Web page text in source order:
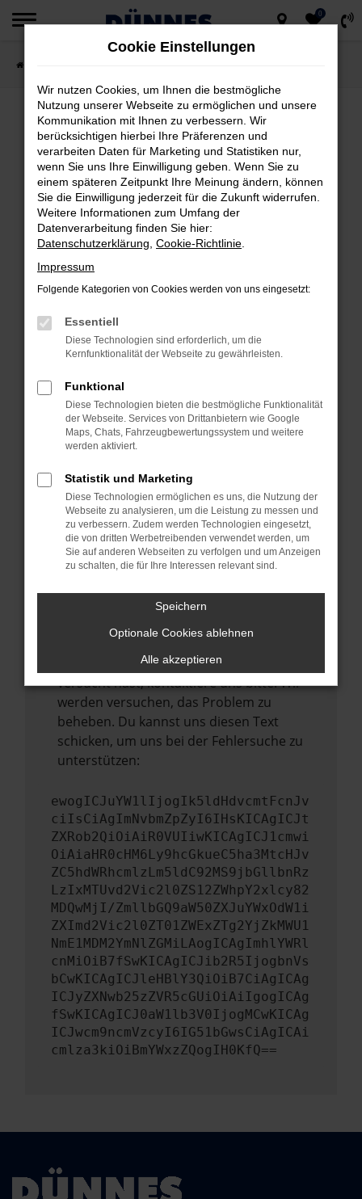
Zum
springen
0
FEHLER: NETWORK ERROR
Beim Laden ist ein Fehler aufgetreten.
Hier sind ein paar Tipps, die dir helfen können:
Überprüfe deine Firewall und deine
Internetverbindung.
Laden andere Webseiten, zum Beispiel
deine Suchmaschine?
Prüfe deine Browsererweiterungen.
Manche Erweiterungen, wie Werbeblocker,
können das Laden bestimmter Seiten
anderen Browser oder in einem privaten
Fenster?
Starte dein Gerät neu.
vorübergehende Probleme zu beheben.
Stelle sicher, dass dein Browser und dein
Betriebssystem auf dem neuesten Stand
sind.
Veraltete Software birgt nicht nur ein
führen, dass bestimmte Funktionen nicht
mehr unterstützt werden.
Wende dich an den Webseitenbetreiber.
Wenn du alle oben genannten Schritte
versucht hast, kontaktiere uns bitte. Wir
werden versuchen, das Problem zu
beheben. Du kannst uns diesen Text
schicken, um uns bei der Fehlersuche zu
unterstützen:
ewogICJuYW1lIjogIk5ldHdvcmtFcnJv
ciIsCiAgImNvbmZpZyI6IHsKICAgICJt
ZXRob2QiOiAiR0VUIiwKICAgICJ1cmwi
OiAiaHR0cHM6Ly9hcGkueC5ha3MtcHJv
ZC5hdWRhcmlzLm5ldC92MS9jbGllbnRz
LzIxMTUvd2Vic2l0ZS12ZWhpY2xlcy82
MDQwMjI/ZmllbGQ9aW50ZXJuYWxOdW1i
ZXImd2Vic2l0ZT01ZWExZTg2YjZkMWU1
NmE1MDM2YmNlZGMiLAogICAgImhlYWRl
cnMiOiB7fSwKICAgICJib2R5IjogbnVs
bCwKICAgICJleHBlY3QiOiB7CiAgICAg
ICJyZXNwb25zZVR5cGUiOiAiIgogICAg
fSwKICAgICJ0aW1lb3V0IjogMCwKICAg
ICJwcm9ncmVzcyI6IG51bGwsCiAgICAi
cmlza3kiOiBmYWxzZQogIH0KfQ==
Cookie Einstellungen
Wir nutzen Cookies, um Ihnen die bestmögliche
Nutzung unserer Webseite zu ermöglichen und unsere
Kommunikation mit Ihnen zu verbessern. Wir
berücksichtigen hierbei Ihre Präferenzen und
verarbeiten Daten für Marketing und Statistiken nur,
wenn Sie uns Ihre Einwilligung geben. Wenn Sie zu
einem späteren Zeitpunkt Ihre Meinung ändern, können
Sie die Einwilligung jederzeit für die Zukunft widerrufen.
Weitere Informationen zum Umfang der
Datenverarbeitung finden Sie hier:
Datenschutzerklärung Cookie-Richtlinie
Impressum
Folgende Kategorien von Cookies werden von uns eingesetzt:
Essentiell
Diese Technologien sind erforderlich, um die
Kernfunktionalität der Webseite zu gewährleisten.
Funktional
Diese Technologien bieten die bestmögliche Funktionalität
der Webseite. Services von Drittanbietern wie Google
Maps, Chats, Fahrzeugbewertungssystem und weitere
werden aktiviert.
Statistik und Marketing
Diese Technologien ermöglichen es uns, die Nutzung der
Webseite zu analysieren, um die Leistung zu messen und
zu verbessern. Zudem werden Technologien eingesetzt,
die von dritten Werbetreibenden verwendet werden, um
Sie auf anderen Webseiten zu verfolgen und um Anzeigen
zu schalten, die für Ihre Interessen relevant sind.
Speichern
Optionale Cookies ablehnen
Alle akzeptieren